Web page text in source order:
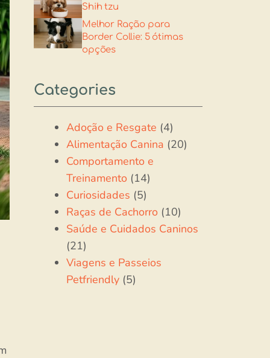
Shih tzu​
Melhor Ração para
Border Collie: 5 ótimas
opções
Categories
Adoção e Resgate (4)
Alimentação Canina (20)
Comportamento e
Treinamento (14)
Curiosidades (5)
Raças de Cachorro (10)
Saúde e Cuidados Caninos
(21)
Viagens e Passeios
Petfriendly (5)